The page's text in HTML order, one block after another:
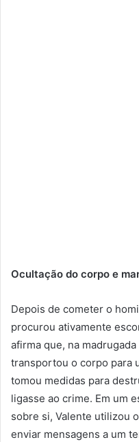
Ocultação do corpo e
Depois de cometer o
procurou ativamente
afirma que, na
transportou o corpo para
tomou medidas para
ligasse ao crime. Em um
sobre si, Valente utilizou
enviar mensagens a um